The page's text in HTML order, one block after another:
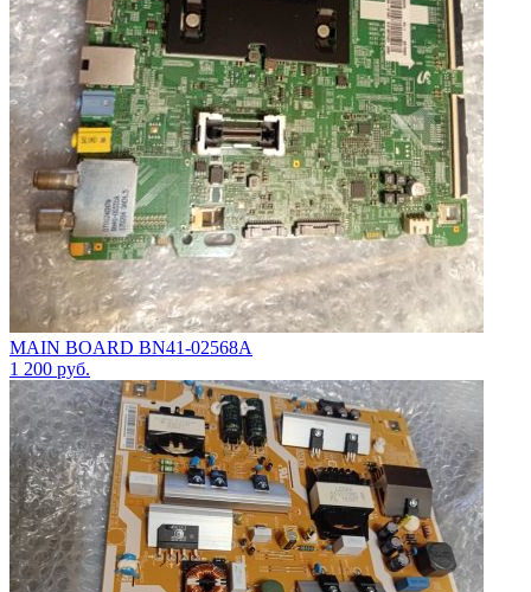
MAIN BOARD BN41-02568A
1 200 руб.